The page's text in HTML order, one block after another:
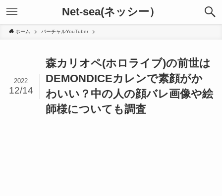
Net-sea(ネッシー）
ホーム バーチャルYouTuber
森カリオペ(ホロライブ)の前世は
DEMONDICEカレンで素顔がか
わいい？中の人の顔バレ画像や絵
師様についても調査
2022
12/14